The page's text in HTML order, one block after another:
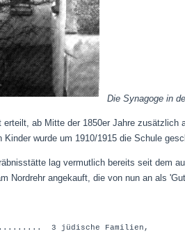
Die Synagoge in
erteilt, ab Mitte der 1850er Jahre
wurde um 1910/1915 die Schule
lag vermutlich bereits seit dem
Nordrehr angekauft, die von nun an als
3 jüdische Familien,